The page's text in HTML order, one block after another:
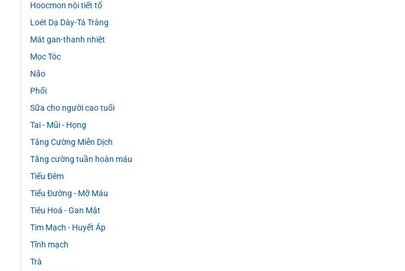
Hoocmon nội tiết tố
Loét Dạ Dày-Tá Tràng
Mát gan-thanh nhiệt
Mọc Tóc
Não
Phổi
Sữa cho người cao tuổi
Tai - Mũi - Họng
Tăng Cường Miễn Dịch
Tăng cường tuần hoàn máu
Tiểu Đêm
Tiểu Đường - Mỡ Máu
Tiêu Hoá - Gan Mật
Tim Mạch - Huyết Áp
Tĩnh mạch
Trà